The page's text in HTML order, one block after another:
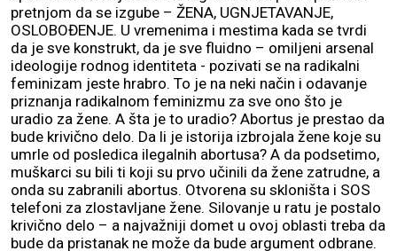
pretnjom da se izgube – ŽENA, UGNJETAVANJE,
OSLOBOĐENJE. U vremenima i mestima kada se tvrdi
da je sve konstrukt, da je sve fluidno – omiljeni arsenal
ideologije rodnog identiteta - pozivati se na radikalni
feminizam jeste hrabro. To je na neki način i odavanje
priznanja radikalnom feminizmu za sve ono što je
uradio za žene. A šta je to uradio? Abortus je prestao da
bude krivično delo. Da li je istorija izbrojala žene koje su
umrle od posledica ilegalnih abortusa? A da podsetimo,
muškarci su bili ti koji su prvo učinili da žene zatrudne, a
onda su zabranili abortus. Otvorena su skloništa i SOS
telefoni za zlostavljane žene. Silovanje u ratu je postalo
krivično delo – a najvažniji domet u ovoj oblasti treba da
bude da pristanak ne može da bude argument odbrane.